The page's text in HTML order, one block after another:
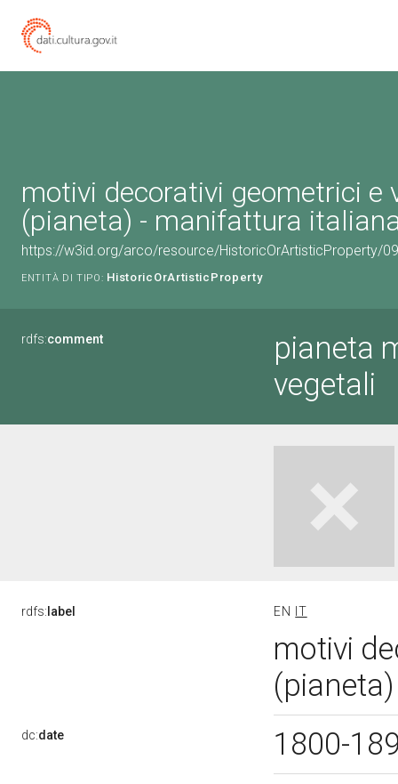
motivi decorativi geometrici e
(pianeta) - manifattura
https://w3id.org/arco/resource/HistoricOrArtisticProperty/
ENTITÀ DI TIPO: HistoricOrArtisticProperty
rdfs:comment
pianeta
vegetali
rdfs: label EN IT
motivi
dc:date 1800-